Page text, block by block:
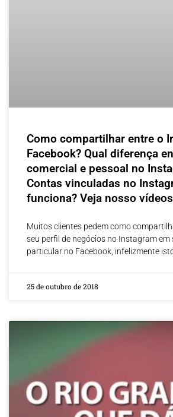
Como compartilhar entre o
Facebook? Qual diferença
comercial e pessoal no
Contas vinculadas no
funciona? Veja nosso vídeos
Muitos clientes pedem como
seu perfil de negócios no Instagram em
particular no Facebook, infelizmente
25 de outubro de 2018